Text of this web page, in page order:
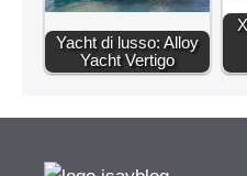
Yacht di lusso: Alloy
Yacht Vertigo